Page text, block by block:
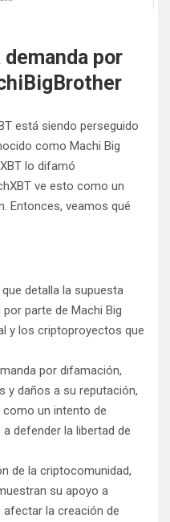
por
está siendo perseguido
como Machi Big
lo difamó
ve esto como un
Entonces, veamos qué
detalla la supuesta
parte de Machi Big
y los criptoproyectos que
por difamación,
y daños a su reputación,
un intento de
defender la libertad de
de la criptocomunidad,
su apoyo a
afectar la creación de